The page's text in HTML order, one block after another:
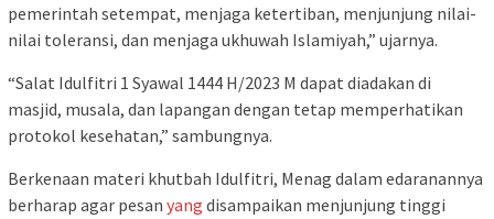
pemerintah setempat, menjaga ketertiban, menjunjung nilai-
nilai toleransi, dan menjaga ukhuwah Islamiyah,” ujarnya.
“Salat Idulfitri 1 Syawal 1444 H/2023 M dapat diadakan di
masjid, musala, dan lapangan dengan tetap memperhatikan
protokol kesehatan,” sambungnya.
Berkenaan materi khutbah Idulfitri, Menag dalam edaranannya
berharap agar pesan yang disampaikan menjunjung tinggi